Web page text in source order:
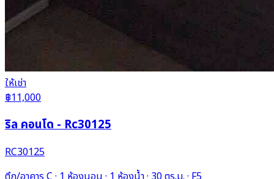
ให้เช่า
฿11,000
ริล คอนโด - Rc30125
RC30125